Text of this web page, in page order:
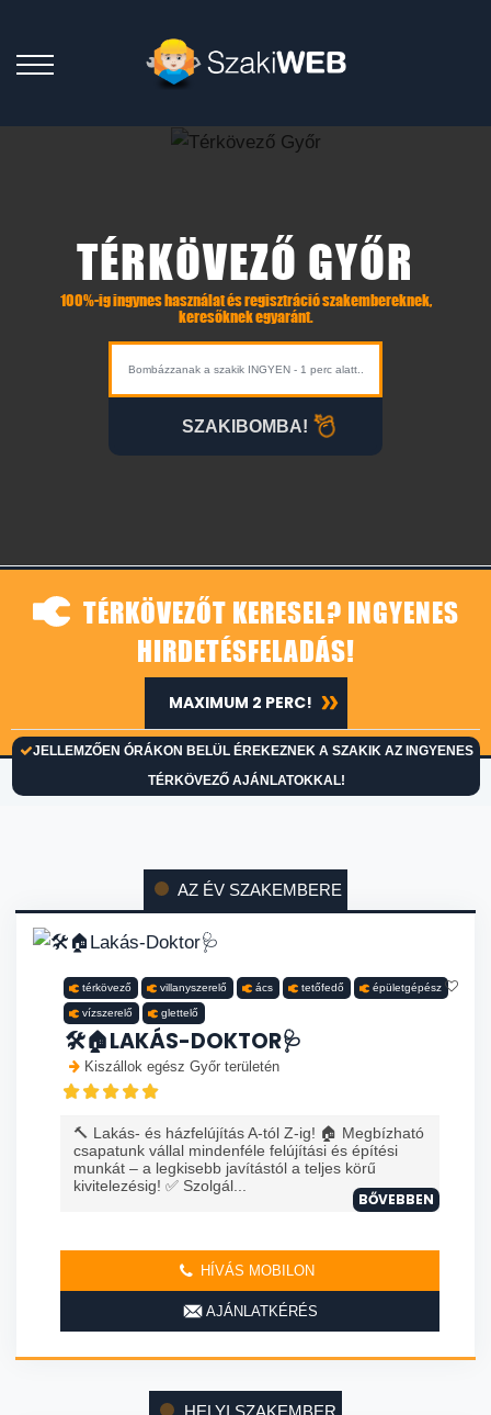
TÉRKÖVEZŐ GYŐR
100%-ig ingynes használat és regisztráció szakembereknek,
keresőknek egyaránt.
SZAKIBOMBA!
TÉRKÖVEZŐT KERESEL? INGYENES
HIRDETÉSFELADÁS!
JELLEMZŐEN ÓRÁKON BELÜL ÉREKEZNEK A SZAKIK AZ INGYENES
TÉRKÖVEZŐ AJÁNLATOKKAL!
MAXIMUM 2 PERC!
AZ ÉV SZAKEMBERE
térkövező villanyszerelő ács tetőfedő épületgépész
vízszerelő glettelő
🛠️🏠LAKÁS-DOKTOR🩺
Kiszállok egész Győr területén
🔨 Lakás- és házfelújítás A-tól Z-ig! 🏠 Megbízható
csapatunk vállal mindenféle felújítási és építési
munkát – a legkisebb javítástól a teljes körű
kivitelezésig! ✅ Szolgál...
BŐVEBBEN
HÍVÁS MOBILON
AJÁNLATKÉRÉS
HELYI SZAKEMBER